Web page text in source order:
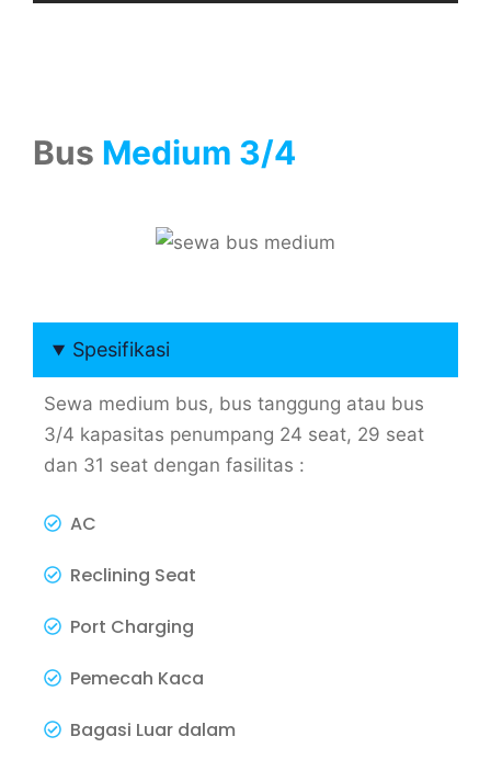
Bus Medium 3/4
Spesifikasi
Sewa medium bus, bus tanggung atau bus
3/4 kapasitas penumpang 24 seat, 29 seat
dan 31 seat dengan fasilitas :
AC
Reclining Seat
Port Charging
Pemecah Kaca
Bagasi Luar dalam